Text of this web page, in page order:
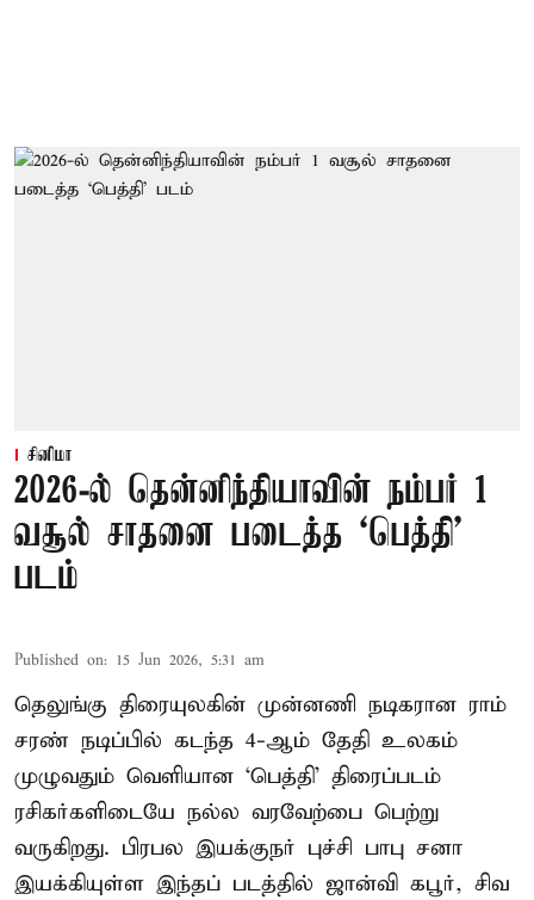
சினிமா
2026-ல் தென்னிந்தியாவின் நம்பர் 1
வசூல் சாதனை படைத்த ‘பெத்தி’
படம்
Published on: 15 Jun 2026, 5:31 am
தெலுங்கு திரையுலகின் முன்னணி நடிகரான ராம்
சரண் நடிப்பில் கடந்த 4-ஆம் தேதி உலகம்
முழுவதும் வெளியான ‘பெத்தி’ திரைப்படம்
ரசிகர்களிடையே நல்ல வரவேற்பை பெற்று
வருகிறது. பிரபல இயக்குநர் புச்சி பாபு சனா
இயக்கியுள்ள இந்தப் படத்தில் ஜான்வி கபூர், சிவ